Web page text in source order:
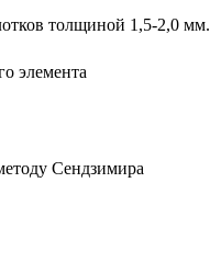
толщиной 1,5-2,0 мм.
элемента
Сендзимира